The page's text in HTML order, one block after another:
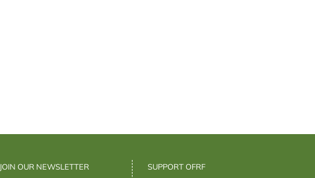
JOIN OUR NEWSLETTER SUPPORT OFRF